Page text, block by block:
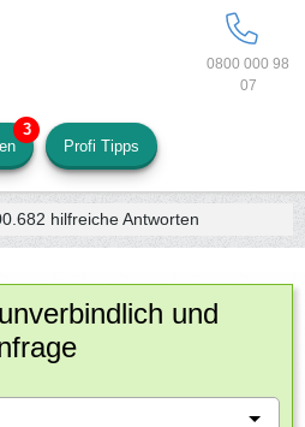
0800 000 98
07
Profi Tipps
hilfreiche Antworten
und